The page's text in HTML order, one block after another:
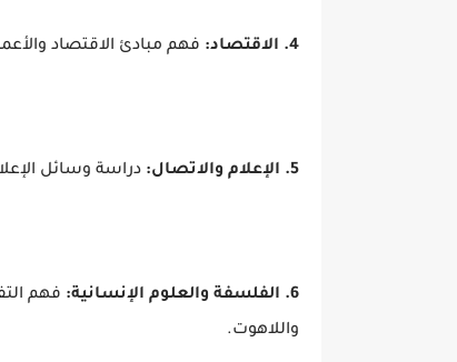
4. الاقتصاد: فهم مبادئ الاقتصاد
5. الإعلام والاتصال: دراسة وسائل
6. الفلسفة والعلوم الإنسانية:
فهم
واللاهوت.